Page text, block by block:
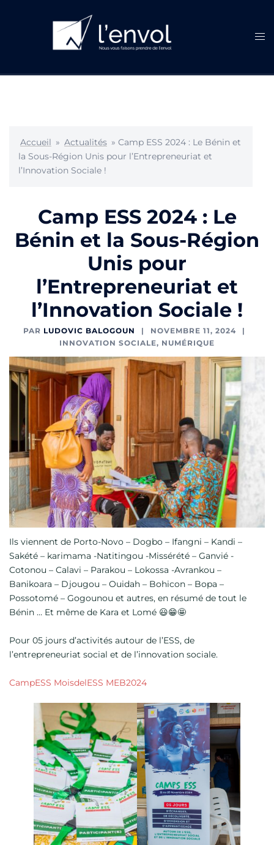
Accueil » Actualités » Camp ESS 2024 : Le Bénin et
la Sous-Région Unis pour l’Entrepreneuriat et
l’Innovation Sociale !
Camp ESS 2024 : Le
Bénin et la Sous-Région
Unis pour
l’Entrepreneuriat et
l’Innovation Sociale !
PAR LUDOVIC BALOGOUN
NOVEMBRE 11, 2024
INNOVATION SOCIALE, NUMÉRIQUE
Ils viennent de Porto-Novo – Dogbo – Ifangni – Kandi –
Sakété – karimama -Natitingou -Missérété – Ganvié -
Cotonou – Calavi – Parakou – Lokossa -Avrankou –
Banikoara – Djougou – Ouidah – Bohicon – Bopa –
Possotomé – Gogounou et autres, en résumé de tout le
Bénin … Et même de Kara et Lomé 😃😁🤩
Pour 05 jours d’activités autour de l’ESS, de
l’entrepreneuriat social et de l’innovation sociale.
CampESS MoisdelESS MEB2024